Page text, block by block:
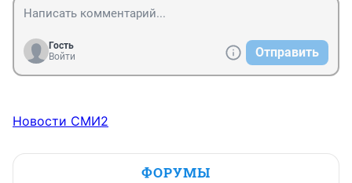
Гость
Войти
Отправить
Новости СМИ2
ФОРУМЫ